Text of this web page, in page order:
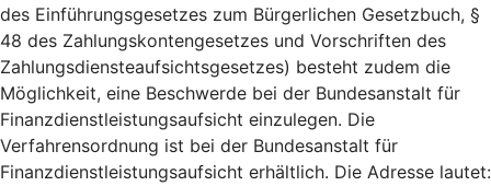
des Einführungsgesetzes zum Bürgerlichen Gesetzbuch, §
48 des Zahlungskontengesetzes und Vorschriften des
Zahlungsdiensteaufsichtsgesetzes) besteht zudem die
Möglichkeit, eine Beschwerde bei der Bundesanstalt für
Finanzdienstleistungsaufsicht einzulegen. Die
Verfahrensordnung ist bei der Bundesanstalt für
Finanzdienstleistungsaufsicht erhältlich. Die Adresse lautet: